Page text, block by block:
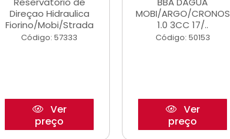
Direçao Hidraulica
Fiorino/Mobi/Strada
Código: 57333
Ver
preço
MOBI/ARGO/CRONOS
1.0 3CC 17/..
Código: 50153
Ver
preço